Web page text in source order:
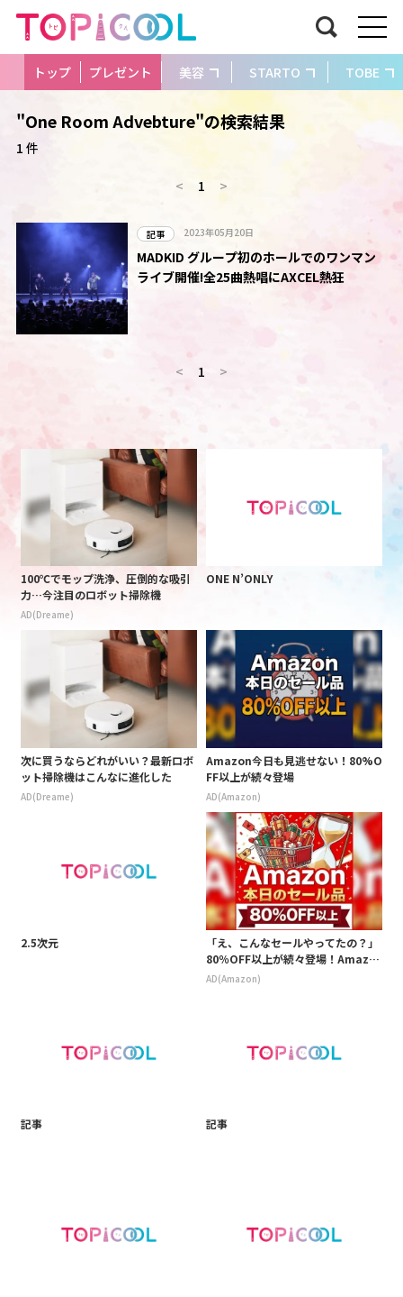
トップ プレゼント 美容 STARTO TOBE
"One Room Advebture"の検索結果
1 件
< 1 >
記事 2023年05月20日
MADKID グループ初のホールでのワンマン
ライブ開催!全25曲熱唱にAXCEL熱狂
< 1 >
100℃でモップ洗浄、圧倒的な吸引
力…今注目のロボット掃除機
AD(Dreame)
ONE N’ONLY
次に買うならどれがいい？最新ロボ
ット掃除機はこんなに進化した
AD(Dreame)
Amazon今日も見逃せない！80%O
FF以上が続々登場
AD(Amazon)
2.5次元
「え、こんなセールやってたの？」
80％OFF以上が続々登場！Amazo
nの本気が凄すぎる
AD(Amazon)
記事 記事